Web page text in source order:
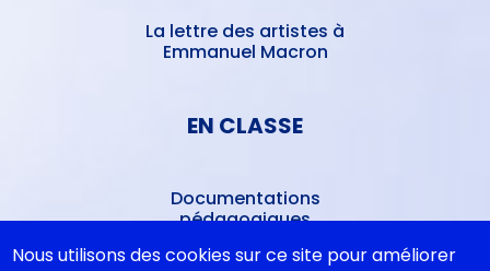
La lettre des artistes à
Emmanuel Macron
EN CLASSE
Documentations
pédagogiques
Collègiens
Nous utilisons des cookies sur ce site pour améliorer